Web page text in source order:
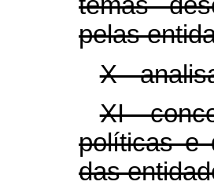
temas
pelas
X -
XI -
políticas e
das